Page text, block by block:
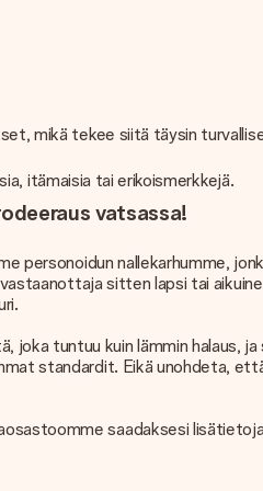
mikä tekee siitä täysin
itämaisia tai erikoismerkkejä.
vatsassa!
nallekarhumme,
sitten lapsi tai
tuntuu kuin lämmin halaus,
standardit. Eikä unohdeta,
saadaksesi